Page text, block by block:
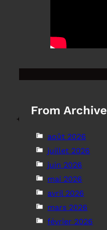
From Archive
août 2026
juillet 2026
juin 2026
mai 2026
avril 2026
mars 2026
février 2026